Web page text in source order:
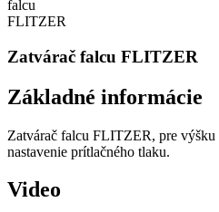
Zatvárač falcu FLITZER
Základné informácie
Zatvárač falcu FLITZER, pre
nastavenie prítlačného tlaku.
Video